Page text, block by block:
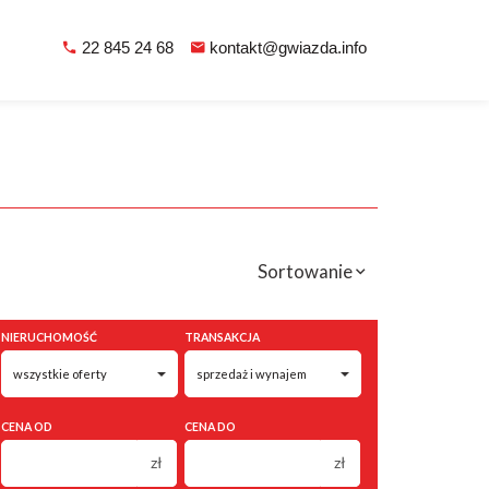
22 845 24 68 kontakt@gwiazda.info
Sortowanie
NIERUCHOMOŚĆ TRANSAKCJA
CENA OD
zł
CENA DO
zł